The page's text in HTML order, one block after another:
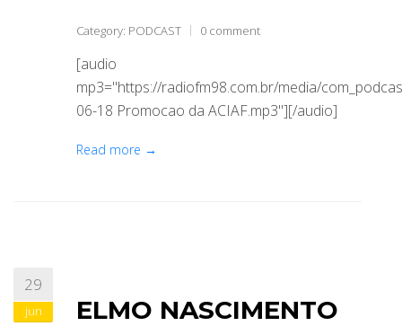
Category: PODCAST 0 comment
[audio
mp3="https://radiofm98.com.br/media/
06-18 Promocao da ACIAF.mp3"][/audio]
Read more →
29
jun
ELMO NASCIMENTO